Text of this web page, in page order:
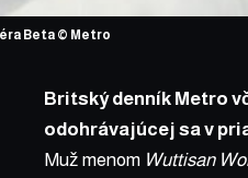
Beta © Metro
Britský denník Metro
odohrávajúcej sa v
Muž menom Wuttisan